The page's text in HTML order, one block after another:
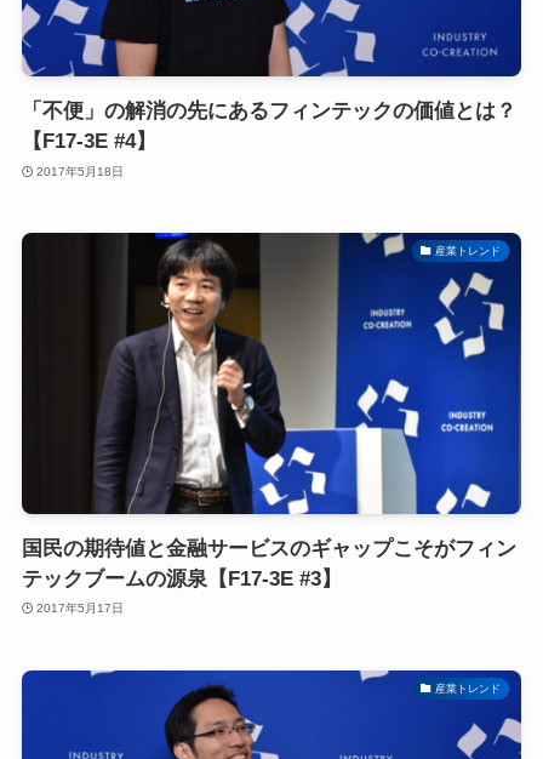
「不便」の解消の先にあるフィンテックの価値とは？
【F17-3E #4】
2017年5月18日
産業トレンド
国民の期待値と金融サービスのギャップこそがフィン
テックブームの源泉【F17-3E #3】
2017年5月17日
産業トレンド